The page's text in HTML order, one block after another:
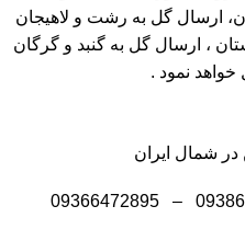
ارسال گل به رشت و لاهیجان
، ارسال گل به گنبد و گرگان
نمود .
در شمال ایران
–
09366472895